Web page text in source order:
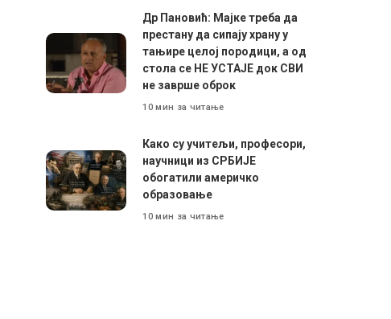
Др Пановић: Мајке треба да
престану да сипају храну у
тањире целој породици, а од
стола се НЕ УСТАЈЕ док СВИ
не заврше оброк
10 мин за читање
Како су учитељи, професори,
научници из СРБИЈЕ
обогатили америчко
образовање
10 мин за читање